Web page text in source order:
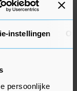
instellingen
persoonlijke
overzien."